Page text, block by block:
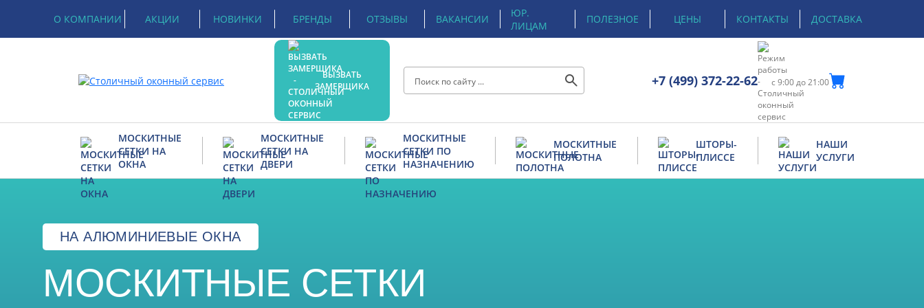
О КОМПАНИИ АКЦИИ НОВИНКИ БРЕНДЫ ОТЗЫВЫ ВАКАНСИИ
ЮР.
ЛИЦАМ
ПОЛЕЗНОЕ ЦЕНЫ КОНТАКТЫ ДОСТАВКА
ВЫЗВАТЬ
ЗАМЕРЩИКА
+7 (499) 372-22-62 с 9:00 до 21:00
МОСКИТНЫЕ
СЕТКИ НА
ОКНА
Рамочные
Вставные
Раздвижные
Рамочная USN
МОСКИТНЫЕ
СЕТКИ НА
ДВЕРИ
На петлях
Распашные
Раздвижная на дверь
Плиссе на дверь
МОСКИТНЫЕ
СЕТКИ ПО
НАЗНАЧЕНИЮ
Рамочная на балконную дверь
На алюминиевые окна
МОСКИТНЫЕ
ПОЛОТНА
ШТОРЫ-
ПЛИССЕ
НАШИ
УСЛУГИ
НА АЛЮМИНИЕВЫЕ ОКНА
МОСКИТНЫЕ СЕТКИ